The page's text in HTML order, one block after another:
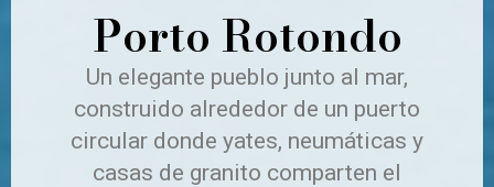
Porto Rotondo
Un elegante pueblo junto al mar,
construido alrededor de un puerto
circular donde yates, neumáticas y
casas de granito comparten el